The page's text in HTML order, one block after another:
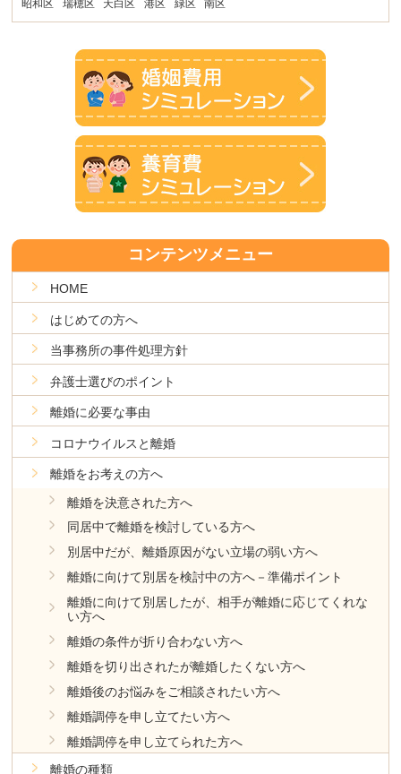
昭和区 瑞穂区 天白区 港区 緑区 南区
コンテンツメニュー
HOME
はじめての方へ
当事務所の事件処理方針
弁護士選びのポイント
離婚に必要な事由
コロナウイルスと離婚
離婚をお考えの方へ
離婚を決意された方へ
同居中で離婚を検討している方へ
別居中だが、離婚原因がない立場の弱い方へ
離婚に向けて別居を検討中の方へ－準備ポイント
離婚に向けて別居したが、相手が離婚に応じてくれな
い方へ
離婚の条件が折り合わない方へ
離婚を切り出されたが離婚したくない方へ
離婚後のお悩みをご相談されたい方へ
離婚調停を申し立てたい方へ
離婚調停を申し立てられた方へ
離婚の種類